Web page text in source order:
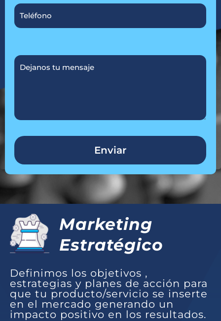
Marketing
Estratégico
Definimos los objetivos ,
estrategias y planes de acción para
que tu producto/servicio se inserte
en el mercado generando un
impacto positivo en los resultados.